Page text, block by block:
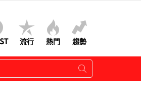
流行 熱門 趨勢